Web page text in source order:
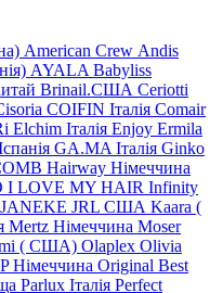
American Crew Andis
AYALA Babyliss
Brinail.США Ceriotti
COIFIN Італія Comair
Elchim Італія Enjoy Ermila
GA.MA Італія Ginko
Hairway Німеччина
I LOVE MY HAIR Infinity
JANEKE JRL США Kaara (
Mertz Німеччина Moser
( США) Olaplex Olivia
Німеччина Original Best
Parlux Італія Perfect